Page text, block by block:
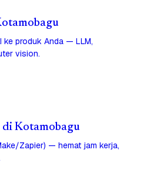
ke produk Anda — LLM,
vision.
di Kotamobagu
Zapier) — hemat jam kerja,